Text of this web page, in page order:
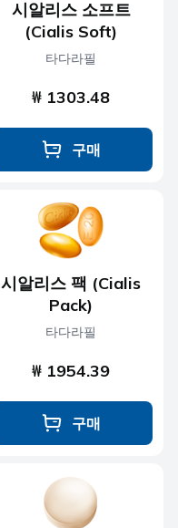
시알리스 소프트
(Cialis Soft)
타다라필
₩ 1303.48
구매
시알리스 팩 (Cialis
Pack)
타다라필
₩ 1954.39
구매